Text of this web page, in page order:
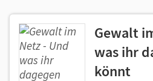
Gewalt
was ihr
könnt